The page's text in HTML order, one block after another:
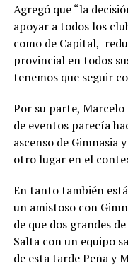
Agregó que “la
apoyar a todos los
como de Capital,
provincial en todos
tenemos que seguir
Por su parte, Marcelo
de eventos parecía
ascenso de
otro lugar en el
En tanto también
un amistoso con
de que dos grandes
Salta con un equipo
de esta tarde Peña y